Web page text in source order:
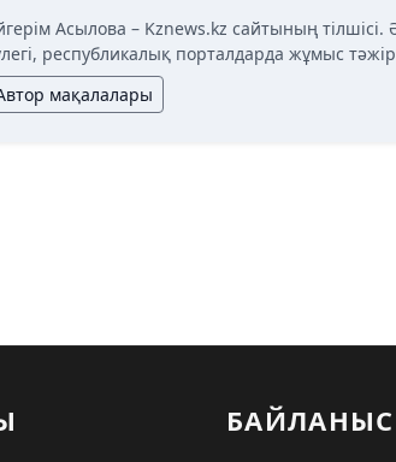
Асылова – Kznews.kz сайтының
республикалық порталдарда жұмыс
мақалалары
БАЙЛАНЫС